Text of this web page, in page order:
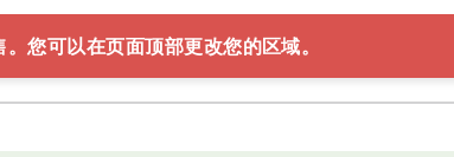
您可以在页面顶部更改您的区域。